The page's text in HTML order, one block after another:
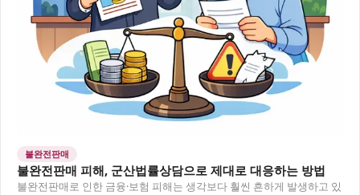
불완전판매
불완전판매 피해, 군산법률상담으로 제대로 대응하는 방법
불완전판매로 인한 금융·보험 피해는 생각보다 훨씬 흔하게 발생하고 있